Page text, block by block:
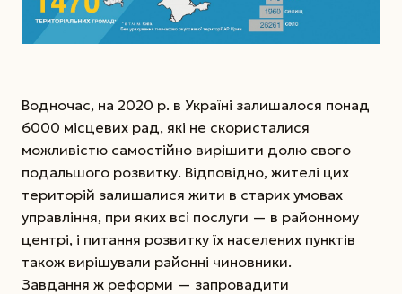
Водночас, на 2020 р. в Україні залишалося понад
6000 місцевих рад, які не скористалися
можливістю самостійно вирішити долю свого
подальшого розвитку. Відповідно, жителі цих
територій залишалися жити в старих умовах
управління, при яких всі послуги — в районному
центрі, і питання розвитку їх населених пунктів
також вирішували районні чиновники.
Завдання ж реформи — запровадити